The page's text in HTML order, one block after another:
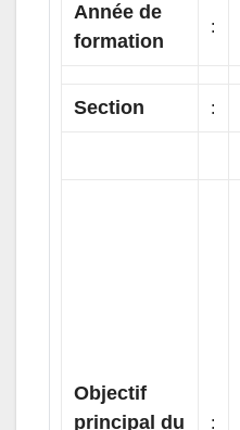
Année de
formation
:
Section :
Objectif
principal du
: